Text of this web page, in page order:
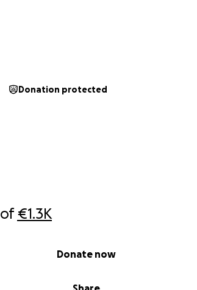
of€1.3K
Donate now
Donation protected